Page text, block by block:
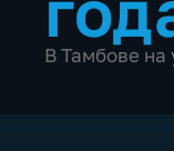
В Тамбове на